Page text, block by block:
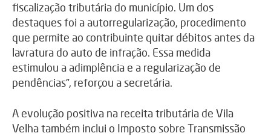
fiscalização tributária do município. Um dos
destaques foi a autorregularização, procedimento
que permite ao contribuinte quitar débitos antes da
lavratura do auto de infração. Essa medida
estimulou a adimplência e a regularização de
pendências”, reforçou a secretária.
A evolução positiva na receita tributária de Vila
Velha também inclui o Imposto sobre Transmissão